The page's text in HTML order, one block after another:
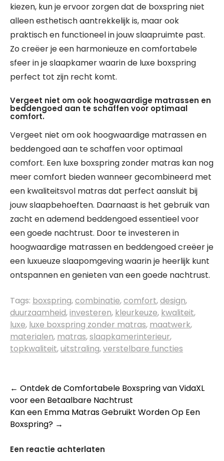
kiezen, kun je ervoor zorgen dat de boxspring niet
alleen esthetisch aantrekkelijk is, maar ook
praktisch en functioneel in jouw slaapruimte past.
Zo creëer je een harmonieuze en comfortabele
sfeer in je slaapkamer waarin de luxe boxspring
perfect tot zijn recht komt.
Vergeet niet om ook hoogwaardige matrassen en
beddengoed aan te schaffen voor optimaal
comfort.
Vergeet niet om ook hoogwaardige matrassen en
beddengoed aan te schaffen voor optimaal
comfort. Een luxe boxspring zonder matras kan nog
meer comfort bieden wanneer gecombineerd met
een kwaliteitsvol matras dat perfect aansluit bij
jouw slaapbehoeften. Daarnaast is het gebruik van
zacht en ademend beddengoed essentieel voor
een goede nachtrust. Door te investeren in
hoogwaardige matrassen en beddengoed creëer je
een luxueuze slaapomgeving waarin je heerlijk kunt
ontspannen en genieten van een goede nachtrust.
Tags: boxspring,combinatie,comfort,design,
duurzaamheid,investeren, kleurkeuze, kwaliteit,
luxe, luxe boxspring zonder matras, maatwerk,
materialen, matras,slaapkamerinterieur,
topkwaliteit,uitstraling,verstelbare functies
Berichtnavigatie
← Ontdek de Comfortabele Boxspring van VidaXL
voor een Betaalbare Nachtrust
Kan een Emma Matras Gebruikt Worden Op Een
Boxspring? →
Een reactie achterlaten